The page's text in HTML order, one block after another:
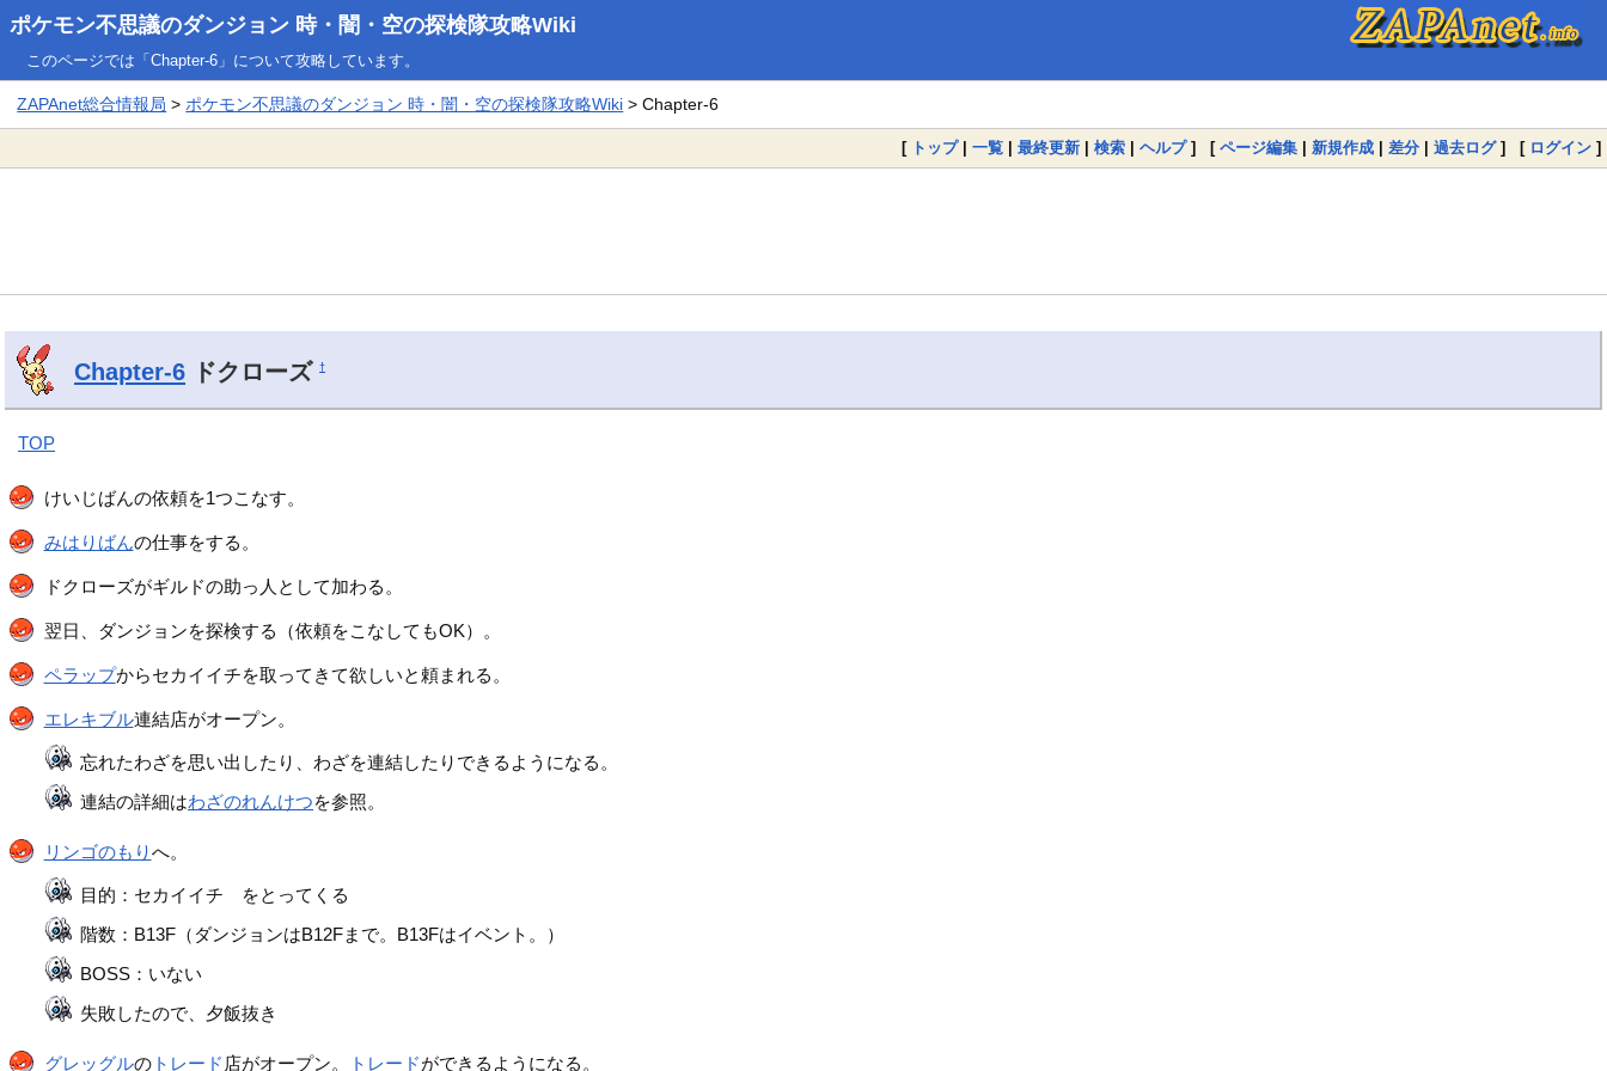
ポケモン不思議のダンジョン 時・闇・空の探検隊攻略Wiki
このページでは「Chapter-6」について攻略しています。
ZAPAnet総合情報局 >ポケモン不思議のダンジョン 時・闇・空の探検隊攻略Wiki > Chapter-6
[ トップ| 一覧 | 最終更新 | 検索 | ヘルプ] [ ページ編集 | 新規作成 | 差分 | 過去ログ] [ ログイン ]
Chapter-6 ドクローズ†
TOP
けいじばんの依頼を1つこなす。
みはりばんの仕事をする。
ドクローズがギルドの助っ人として加わる。
翌日、ダンジョンを探検する（依頼をこなしてもOK）。
ペラップからセカイイチを取ってきて欲しいと頼まれる。
エレキブル連結店がオープン。
忘れたわざを思い出したり、わざを連結したりできるようになる。
連結の詳細はわざのれんけつを参照。
リンゴのもりへ。
目的：セカイイチ をとってくる
階数：B13F（ダンジョンはB12Fまで。B13Fはイベント。）
BOSS：いない
失敗したので、夕飯抜き
グレッグルのトレード 店がオープン。 トレードができるようになる。